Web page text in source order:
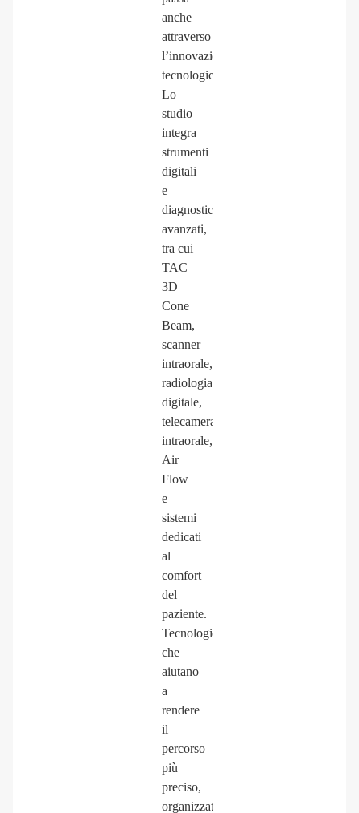
anche
attraverso
l’innovazione
tecnologica.
Lo
studio
integra
strumenti
digitali
e
diagnostici
avanzati,
tra cui
TAC
3D
Cone
Beam,
scanner
intraorale,
radiologia
digitale,
telecamera
intraorale,
Air
Flow
e
sistemi
dedicati
al
comfort
del
paziente.
Tecnologie
che
aiutano
a
rendere
il
percorso
più
preciso,
organizzato